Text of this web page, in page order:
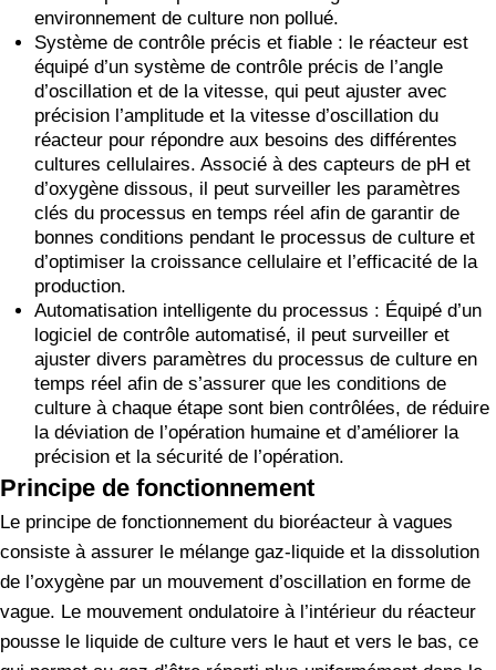
environnement de culture non pollué.
Système de contrôle précis et fiable : le réacteur est
équipé d’un système de contrôle précis de l’angle
d’oscillation et de la vitesse, qui peut ajuster avec
précision l’amplitude et la vitesse d’oscillation du
réacteur pour répondre aux besoins des différentes
cultures cellulaires. Associé à des capteurs de pH et
d’oxygène dissous, il peut surveiller les paramètres
clés du processus en temps réel afin de garantir de
bonnes conditions pendant le processus de culture et
d’optimiser la croissance cellulaire et l’efficacité de la
production.
Automatisation intelligente du processus : Équipé d’un
logiciel de contrôle automatisé, il peut surveiller et
ajuster divers paramètres du processus de culture en
temps réel afin de s’assurer que les conditions de
culture à chaque étape sont bien contrôlées, de réduire
la déviation de l’opération humaine et d’améliorer la
précision et la sécurité de l’opération.
Principe de fonctionnement
Le principe de fonctionnement du bioréacteur à vagues
consiste à assurer le mélange gaz-liquide et la dissolution
de l’oxygène par un mouvement d’oscillation en forme de
vague. Le mouvement ondulatoire à l’intérieur du réacteur
pousse le liquide de culture vers le haut et vers le bas, ce